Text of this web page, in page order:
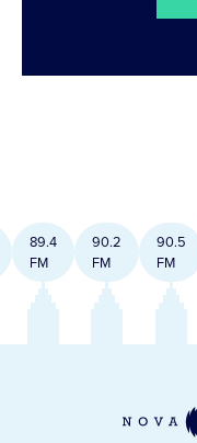
89.4
FM
90.2
FM
90.5
FM